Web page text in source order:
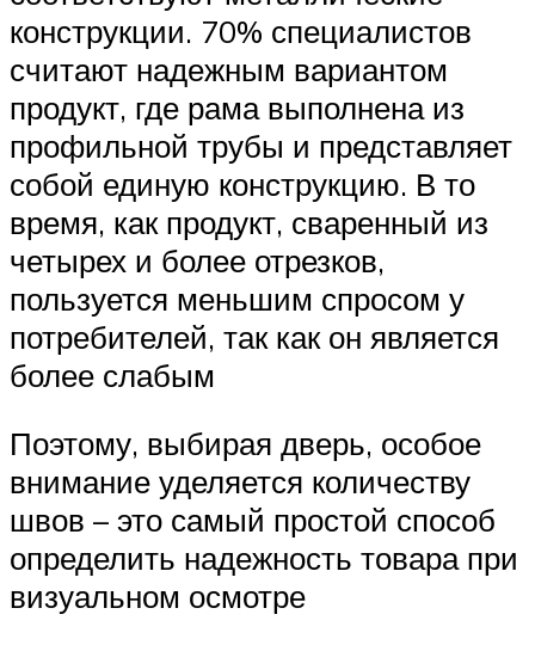
конструкции. 70% специалистов
считают надежным вариантом
продукт, где рама выполнена из
профильной трубы и представляет
собой единую конструкцию. В то
время, как продукт, сваренный из
четырех и более отрезков,
пользуется меньшим спросом у
потребителей, так как он является
более слабым
Поэтому, выбирая дверь, особое
внимание уделяется количеству
швов – это самый простой способ
определить надежность товара при
визуальном осмотре